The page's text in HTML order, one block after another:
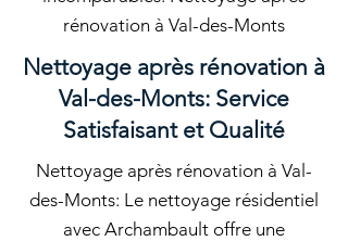
rénovation à Val-des-Monts
Nettoyage après rénovation à
Val-des-Monts: Service
Satisfaisant et Qualité
Nettoyage après rénovation à Val-
des-Monts: Le nettoyage résidentiel
avec Archambault offre une